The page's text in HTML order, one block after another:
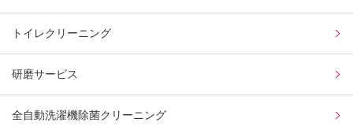
トイレクリーニング
研磨サービス
全自動洗濯機除菌クリーニング